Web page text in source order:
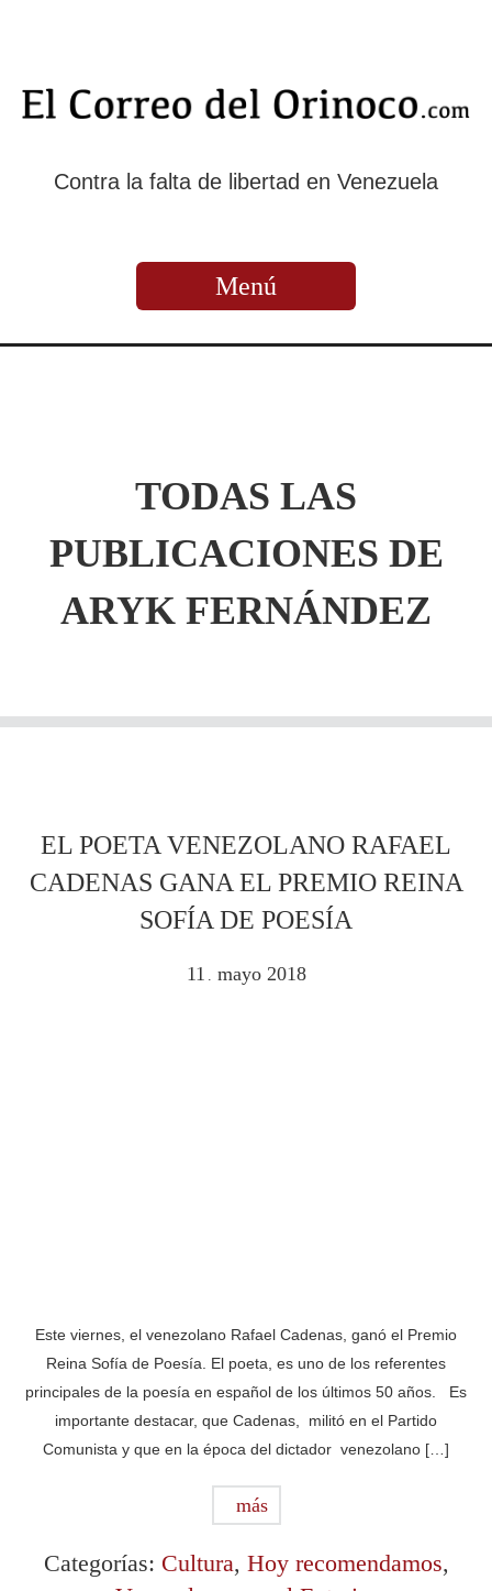
Contra la falta de libertad en Venezuela
Menú
TODAS LAS
PUBLICACIONES DE
ARYK FERNÁNDEZ
EL POETA VENEZOLANO RAFAEL
CADENAS GANA EL PREMIO REINA
SOFÍA DE POESÍA
11 . mayo 2018
Este viernes, el venezolano Rafael Cadenas, ganó el Premio
Reina Sofía de Poesía. El poeta, es uno de los referentes
principales de la poesía en español de los últimos 50 años. Es
importante destacar, que Cadenas, militó en el Partido
Comunista y que en la época del dictador venezolano […]
más
Categorías: Cultura, Hoy recomendamos,